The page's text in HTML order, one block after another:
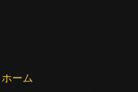
ホーム